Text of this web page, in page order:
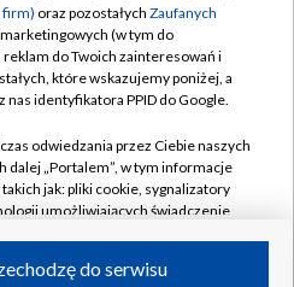
ogłoszenia
w TVP
Programowa
Telewizyjna
o nadawcy
informacji TVP
NOS
Kontakt
Kanały
Spółka Akcyjna w likwidacji
firm) oraz pozostałych Zaufanych
(w tym do
do Twoich zainteresowań i
które wskazujemy poniżej, a
nas identyfikatora PPID do Google.
odwiedzania przez Ciebie naszych
dalej „Portalem”, w tym informacje
jak: pliki cookie, sygnalizatory
umożliwiających świadczenie
do serwisu